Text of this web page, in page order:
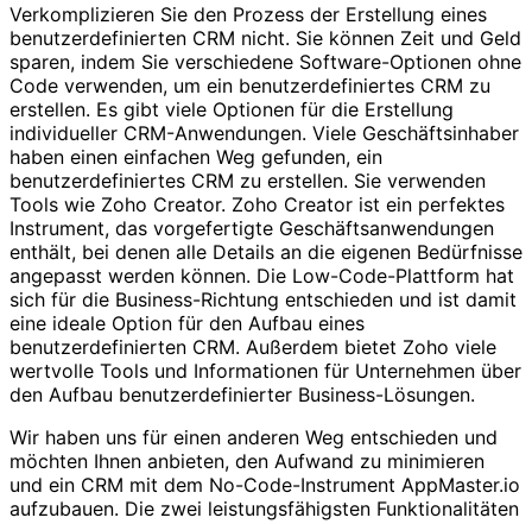
Verkomplizieren Sie den Prozess der Erstellung eines
benutzerdefinierten CRM nicht. Sie können Zeit und Geld
sparen, indem Sie verschiedene Software-Optionen ohne
Code verwenden, um ein benutzerdefiniertes CRM zu
erstellen. Es gibt viele Optionen für die Erstellung
individueller CRM-Anwendungen. Viele Geschäftsinhaber
haben einen einfachen Weg gefunden, ein
benutzerdefiniertes CRM zu erstellen. Sie verwenden
Tools wie Zoho Creator. Zoho Creator ist ein perfektes
Instrument, das vorgefertigte Geschäftsanwendungen
enthält, bei denen alle Details an die eigenen Bedürfnisse
angepasst werden können. Die Low-Code-Plattform hat
sich für die Business-Richtung entschieden und ist damit
eine ideale Option für den Aufbau eines
benutzerdefinierten CRM. Außerdem bietet Zoho viele
wertvolle Tools und Informationen für Unternehmen über
den Aufbau benutzerdefinierter Business-Lösungen.
Wir haben uns für einen anderen Weg entschieden und
möchten Ihnen anbieten, den Aufwand zu minimieren
und ein CRM mit dem No-Code-Instrument AppMaster.io
aufzubauen. Die zwei leistungsfähigsten Funktionalitäten